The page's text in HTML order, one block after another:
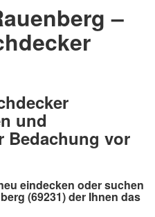
–
und
Bedachung vor
eindecken oder suchen
(69231) der Ihnen das